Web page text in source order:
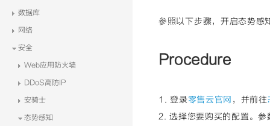
数据库
网络
安全
Web应用防火墙
DDoS高防IP
安骑士
态势感知
参照以下步骤，开启态势感
Procedure
1. 登录零售云官网 ，并前往
2. 选择您要购买的配置。参